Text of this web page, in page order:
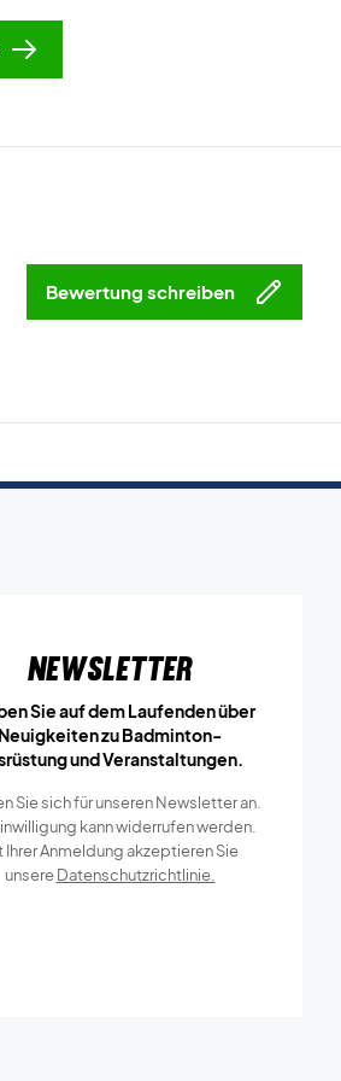
Bewertung schreiben
Newsletter
Sie auf dem Laufenden über
Neuigkeiten zu Badminton-
und Veranstaltungen.
Sie sich für unseren Newsletter an.
kann widerrufen werden.
Ihrer Anmeldung akzeptieren Sie
unsereDatenschutzrichtlinie.